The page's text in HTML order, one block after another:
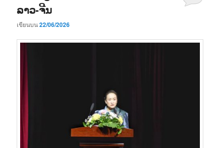
ລາວ-ຈີນ
เขียนบน22/06/2026